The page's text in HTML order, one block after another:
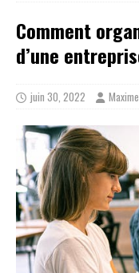
Comment
d’une
juin 30, 2022